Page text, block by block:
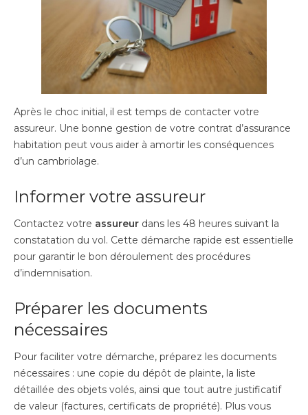
Après le choc initial, il est temps de contacter votre
assureur. Une bonne gestion de votre contrat d’assurance
habitation peut vous aider à amortir les conséquences
d’un cambriolage.
Informer votre assureur
Contactez votre assureur dans les 48 heures suivant la
constatation du vol. Cette démarche rapide est essentielle
pour garantir le bon déroulement des procédures
d’indemnisation.
Préparer les documents
nécessaires
Pour faciliter votre démarche, préparez les documents
nécessaires : une copie du dépôt de plainte, la liste
détaillée des objets volés, ainsi que tout autre justificatif
de valeur (factures, certificats de propriété). Plus vous